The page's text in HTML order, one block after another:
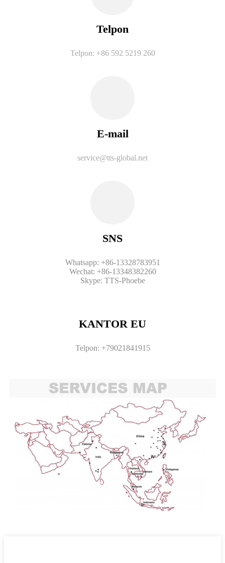
Telpon
Telpon: +86 592 5219 260
E-mail
service@tts-global.net
SNS
Whatsapp: +86-13328783951
Wechat: +86-13348382260
Skype: TTS-Phoebe
KANTOR EU
Telpon: +79021841915